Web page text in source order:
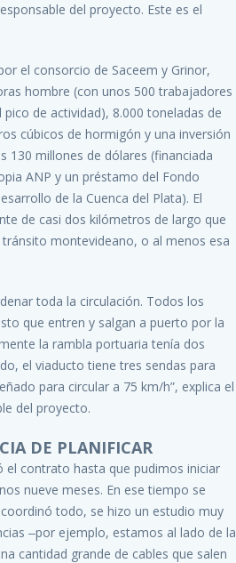
del proyecto. Este es el
el consorcio de Saceem y Grinor,
hombre (con unos 500 trabajadores
de actividad), 8.000 toneladas de
cúbicos de hormigón y una inversión
130 millones de dólares (financiada
ANP y un préstamo del Fondo
de la Cuenca del Plata). El
de casi dos kilómetros de largo que
montevideano, o al menos esa
toda la circulación. Todos los
que entren y salgan a puerto por la
la rambla portuaria tenía dos
el viaducto tiene tres sendas para
para circular a 75 km/h”, explica el
del proyecto.
DE PLANIFICAR
el contrato hasta que pudimos iniciar
nueve meses. En ese tiempo se
todo, se hizo un estudio muy
‒por ejemplo, estamos al lado de la
cantidad grande de cables que salen